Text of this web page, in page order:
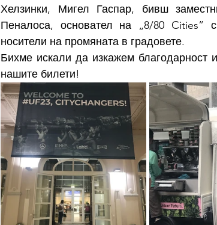
Хелзинки, Мигел Гаспар, бивш
Пеналоса, основател на „8/80 Cities”
носители на промяната в градовете.
Бихме искали да изкажем благодарност
нашите билети!